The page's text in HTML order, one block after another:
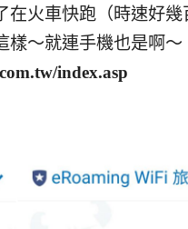
火車快跑（時速好
樣～就連手機也是啊～
index.asp